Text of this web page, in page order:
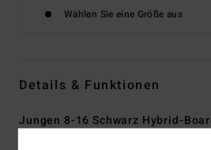
Wählen Sie eine Größe aus
Details & Funktionen
Jungen 8-16 Schwarz Hybrid-